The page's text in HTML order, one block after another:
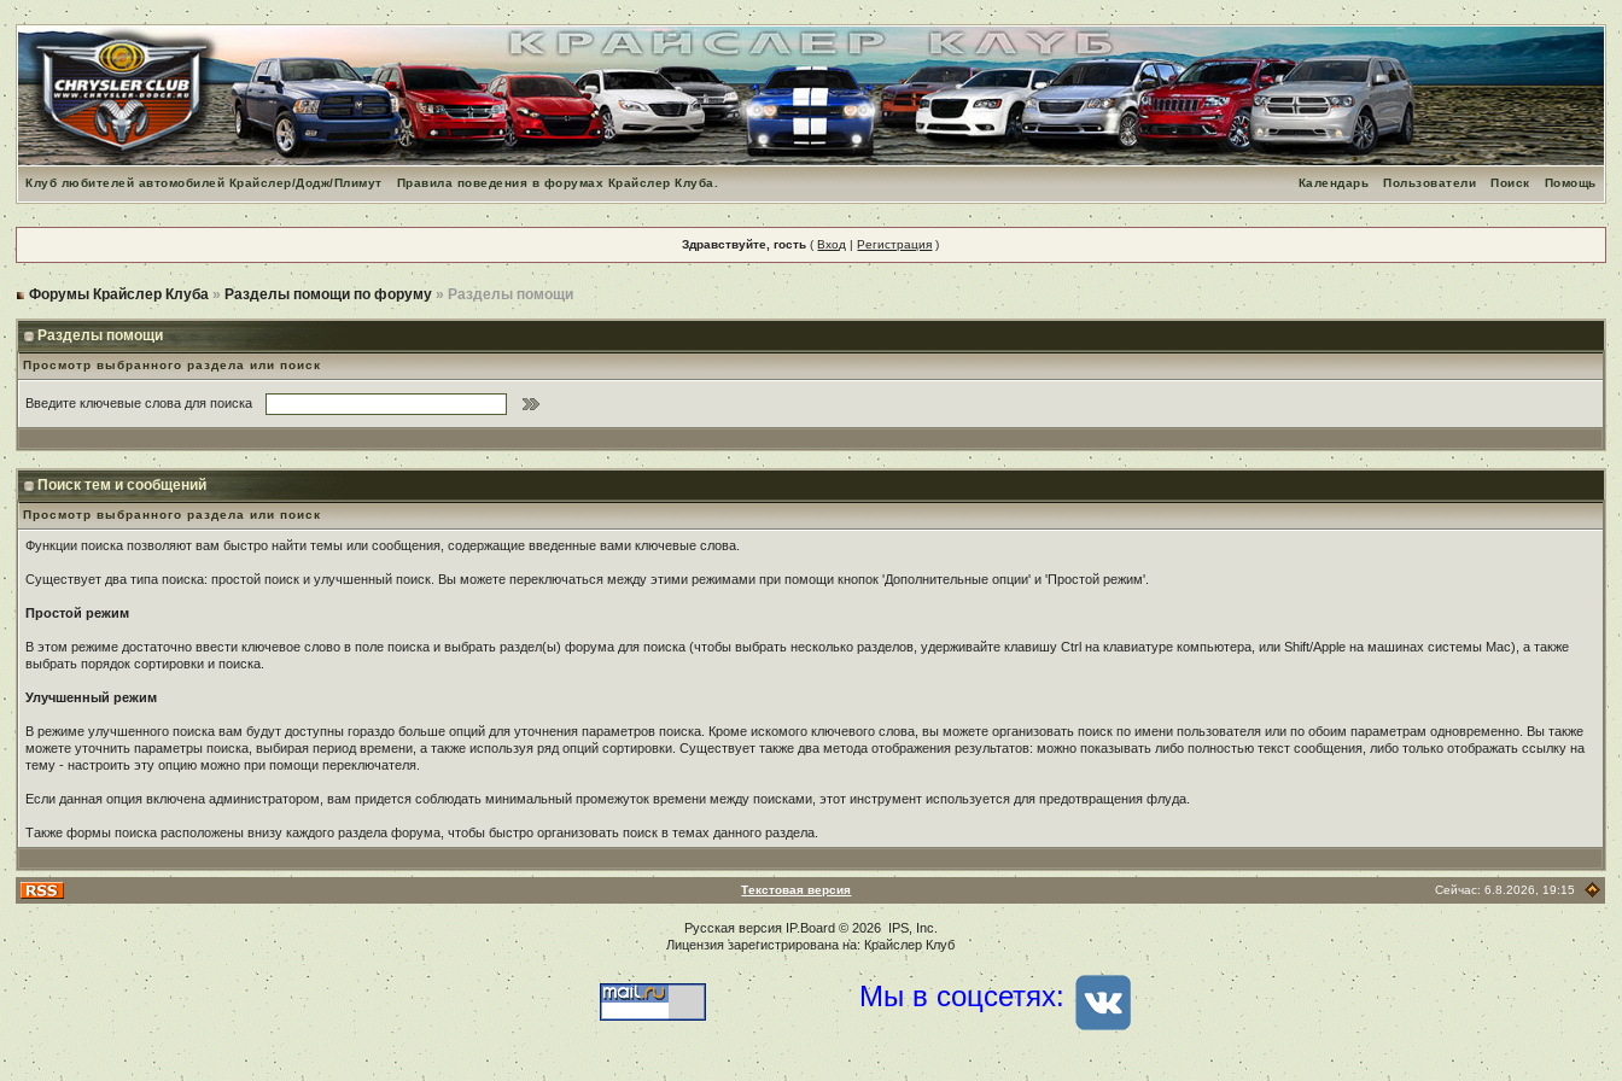
Клуб любителей автомобилей Крайслер/Додж/Плимут Правила поведения в форумах Крайслер Клуба. Помощь
Поиск
Пользователи
Календарь
Здравствуйте, гость (Вход |Регистрация )
Форумы Крайслер Клуба »Разделы помощи по форуму » Разделы помощи
Разделы помощи
Просмотр выбранного раздела или поиск
Введите ключевые слова для поиска
Поиск тем и сообщений
Просмотр выбранного раздела или поиск
Функции поиска позволяют вам быстро найти темы или сообщения, содержащие введенные вами ключевые слова.
Существует два типа поиска: простой поиск и улучшенный поиск. Вы можете переключаться между этими режимами при помощи кнопок 'Дополнительные опции' и 'Простой режим'.
Простой режим
В этом режиме достаточно ввести ключевое слово в поле поиска и выбрать раздел(ы) форума для поиска (чтобы выбрать несколько разделов, удерживайте клавишу Ctrl на клавиатуре компьютера, или Shift/Apple на машинах системы Mac), а также
выбрать порядок сортировки и поиска.
Улучшенный режим
В режиме улучшенного поиска вам будут доступны гораздо больше опций для уточнения параметров поиска. Кроме искомого ключевого слова, вы можете организовать поиск по имени пользователя или по обоим параметрам одновременно. Вы также
можете уточнить параметры поиска, выбирая период времени, а также используя ряд опций сортировки. Существует также два метода отображения результатов: можно показывать либо полностью текст сообщения, либо только отображать ссылку на
тему - настроить эту опцию можно при помощи переключателя.
Если данная опция включена администратором, вам придется соблюдать минимальный промежуток времени между поисками, этот инструмент используется для предотвращения флуда.
Также формы поиска расположены внизу каждого раздела форума, чтобы быстро организовать поиск в темах данного раздела.
Текстовая версия Сейчас: 6.8.2026, 19:15
Русская версия IP.Board© 2026IPS, Inc
Лицензия зарегистрирована на: Крайслер Клуб
Мы в соцсетях: